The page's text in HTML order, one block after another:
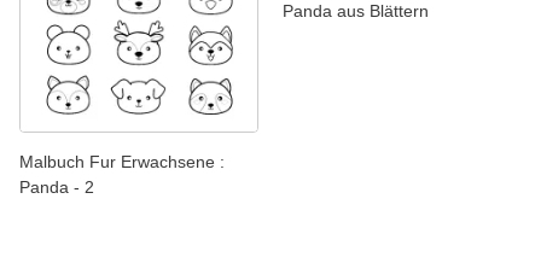
Malbuch Fur Erwachsene :
Panda - 2
Panda aus Blättern